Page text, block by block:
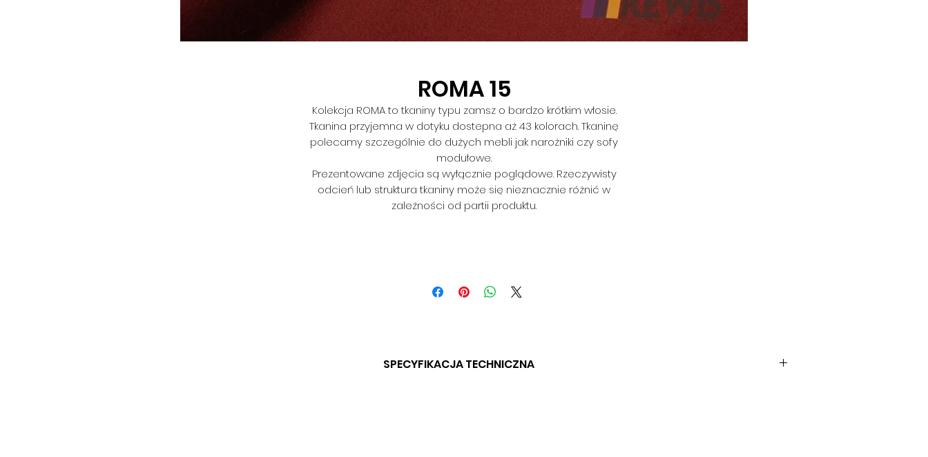
ROMA 15
Kolekcja ROMA to tkaniny typu zamsz o bardzo krótkim włosie.
Tkanina przyjemna w dotyku dostepna aż 43 kolorach. Tkaninę
polecamy szczególnie do dużych mebli jak narożniki czy sofy
modułowe.
Prezentowane zdjęcia są wyłącznie poglądowe. Rzeczywisty
odcień lub struktura tkaniny może się nieznacznie różnić w
zależności od partii produktu.
SPECYFIKACJA TECHNICZNA